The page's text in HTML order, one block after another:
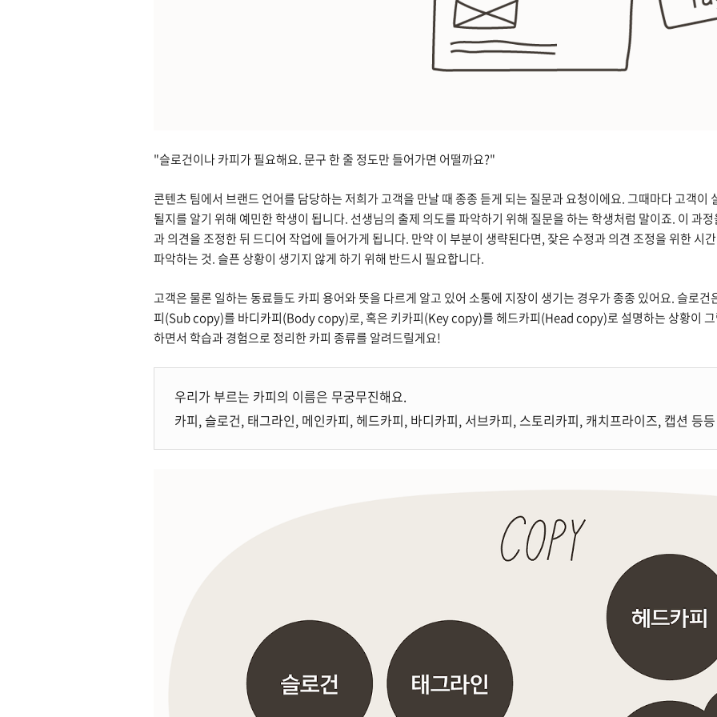
"슬로건이나 카피가 필요해요. 문구 한 줄 정도만 들어가면 어떨까요?"
콘텐츠 팀에서 브랜드 언어를 담당하는 저희가 고객을 만날 때 종종 듣게 되는 질문과 요청이에요. 그때마다 고객이
될지를 알기 위해 예민한 학생이 됩니다. 선생님의 출제 의도를 파악하기 위해 질문을 하는 학생처럼 말이죠. 이 과
과 의견을 조정한 뒤 드디어 작업에 들어가게 됩니다. 만약 이 부분이 생략된다면, 잦은 수정과 의견 조정을 위한 시
파악하는 것. 슬픈 상황이 생기지 않게 하기 위해 반드시 필요합니다.
고객은 물론 일하는 동료들도 카피 용어와 뜻을 다르게 알고 있어 소통에 지장이 생기는 경우가 종종 있어요. 슬로
피(Sub copy)를 바디카피(Body copy)로, 혹은 키카피(Key copy)를 헤드카피(Head copy)로 설명하는 상황이 그
하면서 학습과 경험으로 정리한 카피 종류를 알려드릴게요!
우리가 부르는 카피의 이름은 무궁무진해요.
카피, 슬로건, 태그라인, 메인카피, 헤드카피, 바디카피, 서브카피, 스토리카피, 캐치프라이즈, 캡션 등